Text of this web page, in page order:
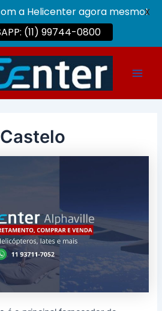
a Helicenter agora mesmo!
(11) 99744-0800
X